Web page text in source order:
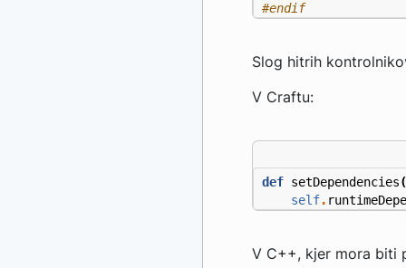
#endif
Slog hitrih
V Craftu:
def setDependencies(
self.
V C++, kjer mora biti